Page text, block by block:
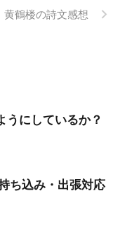
鶴楼の詩文感想
にしているか？
ち込み・出張対応